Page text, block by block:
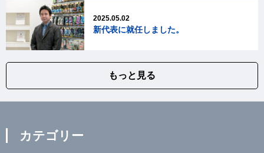
2025.05.02
新代表に就任しました。
もっと見る
カテゴリー